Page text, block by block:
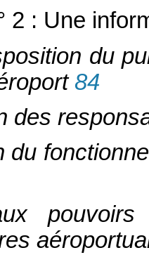
2 : Une
du
84
des
du